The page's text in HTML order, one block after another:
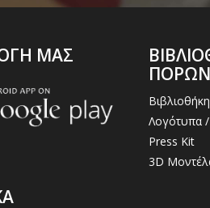
ΜΑΣ
ΠΟΡΩΝ
Λογότυπα
Press Kit
3D